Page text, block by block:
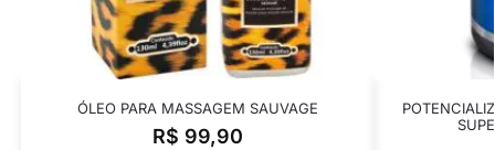
ÓLEO PARA MASSAGEM SAUVAGE
R$ 99,90